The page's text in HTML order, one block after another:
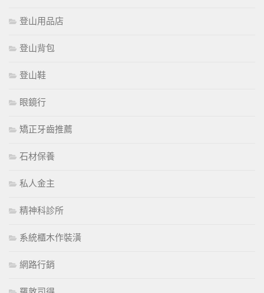
登山用品店
登山背包
登山鞋
眼鏡行
矯正牙齒推薦
石材保養
私人金主
精神科診所
系統櫃木作裝潢
網路行銷